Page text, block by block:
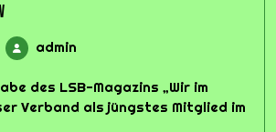
Juli
admin
des LSB-Magazins „Wir im
Verband als jüngstes Mitglied im